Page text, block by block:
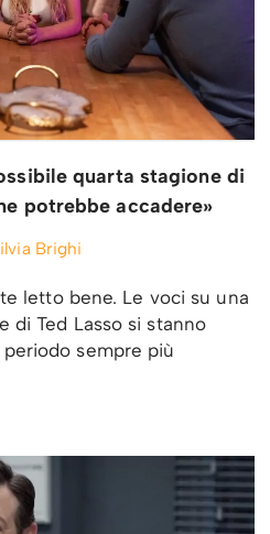
quarta stagione di
potrebbe accadere»
Brighi
letto bene. Le voci su una
di Ted Lasso si stanno
sempre più